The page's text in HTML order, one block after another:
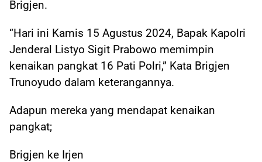
Brigjen.
“Hari ini Kamis 15 Agustus 2024, Bapak Kapolri
Jenderal Listyo Sigit Prabowo memimpin
kenaikan pangkat 16 Pati Polri,” Kata Brigjen
Trunoyudo dalam keterangannya.
Adapun mereka yang mendapat kenaikan
pangkat;
Brigjen ke Irjen